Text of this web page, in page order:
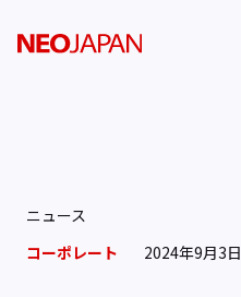
ニュース
コーポレート
2024年9月3日